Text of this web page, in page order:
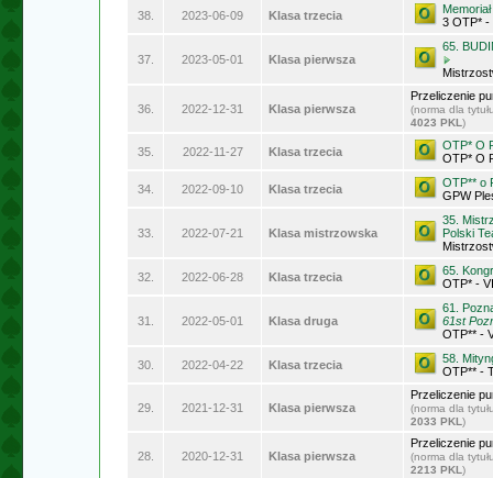
38. 2023-06-09 Klasa trzecia
3 OTP* -
37. 2023-05-01 Klasa pierwsza
65.
36. 2022-12-31 Klasa pierwsza
Przeliczenie
(norma dla
4023 PKL )
35. 2022-11-27 Klasa trzecia
OTP* O
OTP* O
34. 2022-09-10 Klasa trzecia
OTP** o
GPW
33. 2022-07-21 Klasa mistrzowska
35.
Polski
32. 2022-06-28 Klasa trzecia
65.
OTP* -
31. 2022-05-01 Klasa druga
61.
61st
OTP** -
30. 2022-04-22 Klasa trzecia
58.
OTP** -
29. 2021-12-31 Klasa pierwsza
Przeliczenie
(norma dla
2033 PKL )
28. 2020-12-31 Klasa pierwsza
Przeliczenie
(norma dla
2213 PKL )